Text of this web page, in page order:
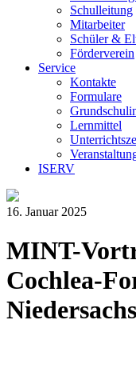
Schulleitung
Mitarbeiter
Schüler &
Förderverein
Service
Kontakte
Formulare
Lernmittel
ISERV
16. Januar 2025
MINT-
Cochlea-